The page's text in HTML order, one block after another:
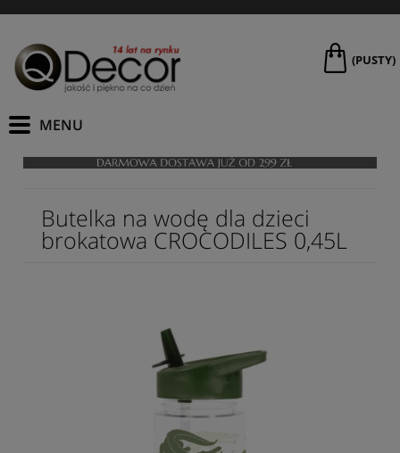
(PUSTY)
Butelka na wodę dla dzieci
brokatowa CROCODILES 0,45L